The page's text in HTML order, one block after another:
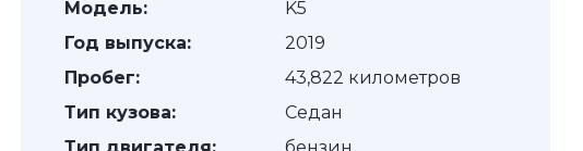
Модель:
K5
Год выпуска:
2019
Пробег:
43,822 километров
Тип кузова:
Седан